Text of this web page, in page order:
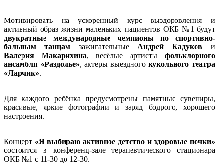
Мотивировать на ускоренный курс выздоровления и
активный образ жизни маленьких пациентов ОКБ №1 будут
двукратные международные чемпионы по спортивно-
бальным танцам зажигательные Андрей Кадуков и
Валерия Макарихина, весёлые артисты фольклорного
ансамбля «Раздолье», актёры выездногокукольного театра
«Ларчик».
Для каждого ребёнка предусмотрены памятные сувениры,
красивые, яркие фотографии и заряд бодрого, хорошего
настроения.
Концерт «Я выбираю активное детство и здоровые почки»
состоится в конференц-зале терапевтического стационара
ОКБ №1 с 11-30 до 12-30.